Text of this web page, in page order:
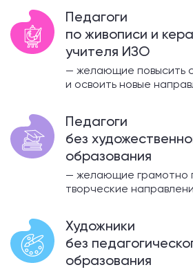
Педагоги
по живописи и
учителя ИЗО
— желающие повысить
и освоить новые
Педагоги
без
образования
— желающие грамотно
творческие
Художники
без
образования